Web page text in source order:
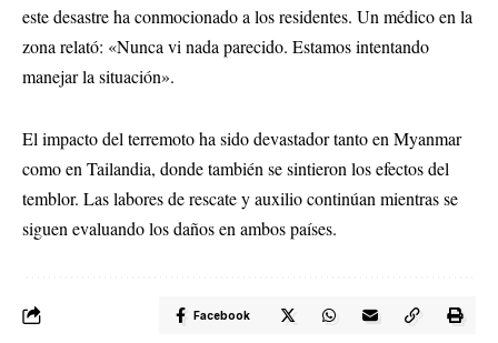
este desastre ha conmocionado a los residentes. Un médico en la
zona relató: «Nunca vi nada parecido. Estamos intentando
manejar la situación».
El impacto del terremoto ha sido devastador tanto en Myanmar
como en Tailandia, donde también se sintieron los efectos del
temblor. Las labores de rescate y auxilio continúan mientras se
siguen evaluando los daños en ambos países.
Facebook